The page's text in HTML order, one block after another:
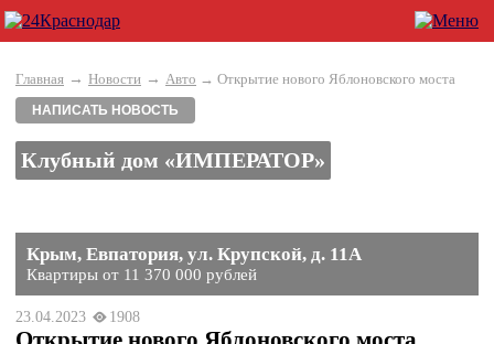
Главная → Новости → Авто → Открытие нового Яблоновского моста
НАПИСАТЬ НОВОСТЬ
Клубный дом «ИМПЕРАТОР»
Крым, Евпатория, ул. Крупской, д. 11А
Квартиры от 11 370 000 рублей
23.04.2023 1908